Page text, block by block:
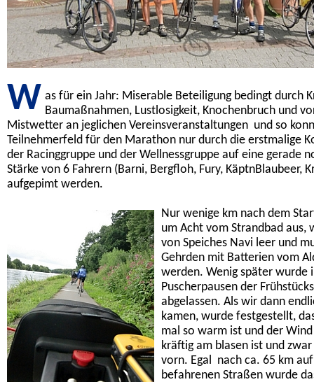
W as für ein Jahr: Miserable Beteiligung bedingt durch
Baumaßnahmen, Lustlosigkeit, Knochenbruch und
Mistwetter an jeglichen Vereinsveranstaltungen  und so
Teilnehmerfeld für den Marathon nur durch die erstmalige
der Racinggruppe und der Wellnessgruppe auf eine gerade
Stärke von 6 Fahrern (Barni, Bergfloh, Fury, KäptnBlaubeer,
aufgepimt werden.
Nur wenige km nach dem
um Acht vom Strandbad aus,
von Speiches Navi leer und
Gehrden mit Batterien vom
werden. Wenig später wurde
Puscherpausen der
abgelassen. Als wir dann
kamen, wurde festgestellt,
mal so warm ist und der Wind
kräftig am blasen ist und
vorn. Egal  nach ca. 65 km
befahrenen Straßen wurde